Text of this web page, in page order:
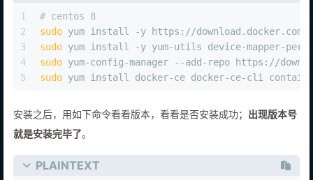
1
2
3
4
5
# centos 8
sudo yum install -y https://download.docker.com/
sudo yum install -y yum-utils device-mapper-
sudo yum-config-manager --add-repo https://
sudo yum install docker-ce docker-ce-cli
安装之后，用如下命令看看版本，看看是否安装成功； 出现版本号
就是安装完毕了。
PLAINTEXT